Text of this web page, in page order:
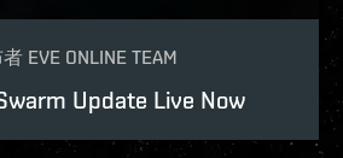
者 EVE ONLINE TEAM
Update Live Now